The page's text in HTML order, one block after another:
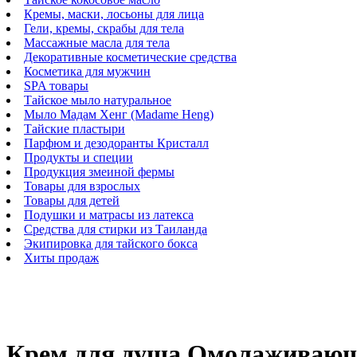
Кремы, маски, лосьоны для лица
Гели, кремы, скрабы для тела
Массажные масла для тела
Декоративные косметические средства
Косметика для мужчин
SPA товары
Тайское мыло натуральное
Мыло Мадам Хенг (Madame Heng)
Тайские пластыри
Парфюм и дезодоранты Кристалл
Продукты и специи
Продукция змеиной фермы
Товары для взрослых
Товары для детей
Подушки и матрасы из латекса
Средства для стирки из Таиланда
Экипировка для тайского бокса
Хиты продаж